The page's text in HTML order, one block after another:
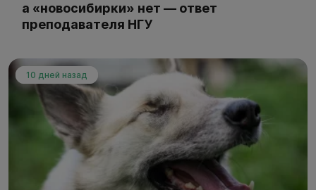
а «новосибирки» нет — ответ
преподавателя НГУ
10 дней назад